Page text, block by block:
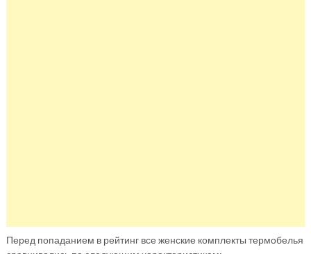
Перед попаданием в рейтинг все женские комплекты термобелья